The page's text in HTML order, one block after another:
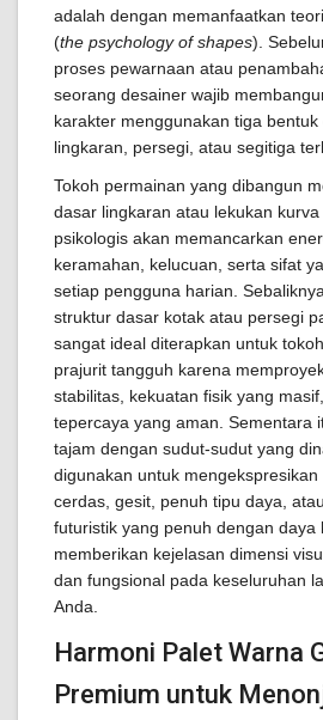
adalah dengan memanfaatkan
(the psychology of shapes).
proses pewarnaan atau
seorang desainer wajib
karakter menggunakan tiga
lingkaran, persegi, atau segitiga
Tokoh permainan yang dibangun
dasar lingkaran atau lekukan
psikologis akan memancarkan
keramahan, kelucuan, serta sifat
setiap pengguna harian.
struktur dasar kotak atau persegi
sangat ideal diterapkan untuk
prajurit tangguh karena
stabilitas, kekuatan fisik yang
tepercaya yang aman. Sementara
tajam dengan sudut-sudut yang
digunakan untuk
cerdas, gesit, penuh tipu daya,
futuristik yang penuh dengan daya
memberikan kejelasan dimensi
dan fungsional pada keseluruhan
Anda.
Harmoni Palet Warna
Premium untuk